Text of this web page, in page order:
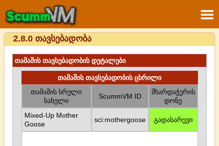
2.8.0 თავსებადობა
თამაშის თავსებადობის დეტალები
თამაშის თავსებადობის ცხრილი
თამაშის სრული
სახელი
ScummVM ID
მხარდაჭერის
დონე
Mixed-Up Mother
Goose
sci:mothergoose გადასარევი